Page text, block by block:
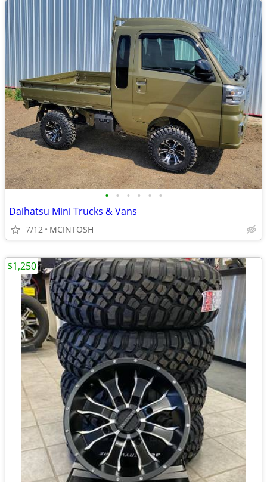
• • • • • •
Daihatsu Mini Trucks & Vans
7/12 MCINTOSH
$1,250